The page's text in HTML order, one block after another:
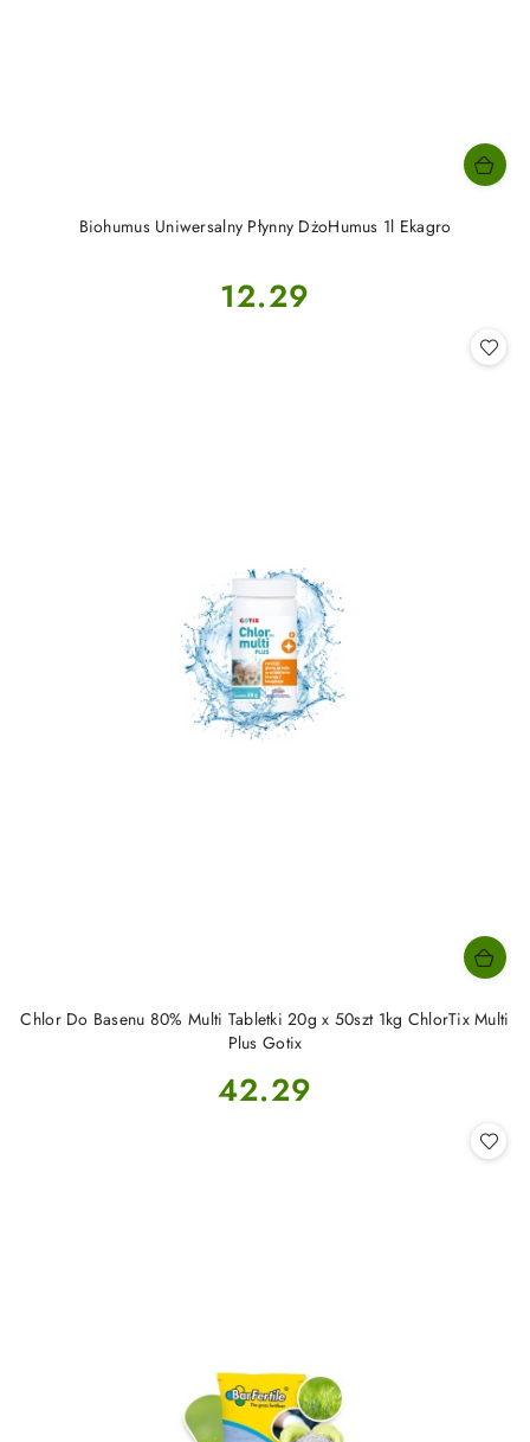
Biohumus Uniwersalny Płynny DżoHumus 1l Ekagro
Cena:
12.29
Chlor Do Basenu 80% Multi Tabletki 20g x 50szt 1kg ChlorTix Multi
Plus Gotix
Cena:
42.29